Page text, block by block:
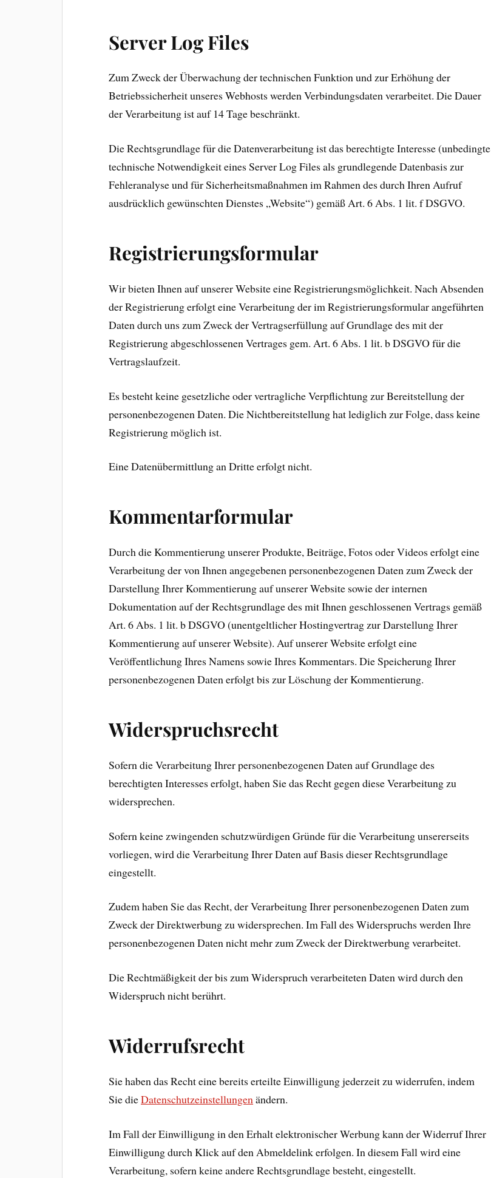
Server Log Files
Zum Zweck der Überwachung der technischen Funktion und zur Erhöhung der
Betriebssicherheit unseres Webhosts werden Verbindungsdaten verarbeitet. Die Dauer
der Verarbeitung ist auf 14 Tage beschränkt.
Die Rechtsgrundlage für die Datenverarbeitung ist das berechtigte Interesse (unbedingte
technische Notwendigkeit eines Server Log Files als grundlegende Datenbasis zur
Fehleranalyse und für Sicherheitsmaßnahmen im Rahmen des durch Ihren Aufruf
ausdrücklich gewünschten Dienstes „Website“) gemäß Art. 6 Abs. 1 lit. f DSGVO.
Registrierungsformular
Wir bieten Ihnen auf unserer Website eine Registrierungsmöglichkeit. Nach Absenden
der Registrierung erfolgt eine Verarbeitung der im Registrierungsformular angeführten
Daten durch uns zum Zweck der Vertragserfüllung auf Grundlage des mit der
Registrierung abgeschlossenen Vertrages gem. Art. 6 Abs. 1 lit. b DSGVO für die
Vertragslaufzeit.
Es besteht keine gesetzliche oder vertragliche Verpflichtung zur Bereitstellung der
personenbezogenen Daten. Die Nichtbereitstellung hat lediglich zur Folge, dass keine
Registrierung möglich ist.
Eine Datenübermittlung an Dritte erfolgt nicht.
Kommentarformular
Durch die Kommentierung unserer Produkte, Beiträge, Fotos oder Videos erfolgt eine
Verarbeitung der von Ihnen angegebenen personenbezogenen Daten zum Zweck der
Darstellung Ihrer Kommentierung auf unserer Website sowie der internen
Dokumentation auf der Rechtsgrundlage des mit Ihnen geschlossenen Vertrags gemäß
Art. 6 Abs. 1 lit. b DSGVO (unentgeltlicher Hostingvertrag zur Darstellung Ihrer
Kommentierung auf unserer Website). Auf unserer Website erfolgt eine
Veröffentlichung Ihres Namens sowie Ihres Kommentars. Die Speicherung Ihrer
personenbezogenen Daten erfolgt bis zur Löschung der Kommentierung.
Widerspruchsrecht
Sofern die Verarbeitung Ihrer personenbezogenen Daten auf Grundlage des
berechtigten Interesses erfolgt, haben Sie das Recht gegen diese Verarbeitung zu
widersprechen.
Sofern keine zwingenden schutzwürdigen Gründe für die Verarbeitung unsererseits
vorliegen, wird die Verarbeitung Ihrer Daten auf Basis dieser Rechtsgrundlage
eingestellt.
Zudem haben Sie das Recht, der Verarbeitung Ihrer personenbezogenen Daten zum
Zweck der Direktwerbung zu widersprechen. Im Fall des Widerspruchs werden Ihre
personenbezogenen Daten nicht mehr zum Zweck der Direktwerbung verarbeitet.
Die Rechtmäßigkeit der bis zum Widerspruch verarbeiteten Daten wird durch den
Widerspruch nicht berührt.
Widerrufsrecht
Sie haben das Recht eine bereits erteilte Einwilligung jederzeit zu widerrufen, indem
Sie dieDatenschutzeinstellungenändern.
Im Fall der Einwilligung in den Erhalt elektronischer Werbung kann der Widerruf Ihrer
Einwilligung durch Klick auf den Abmeldelink erfolgen. In diesem Fall wird eine
Verarbeitung, sofern keine andere Rechtsgrundlage besteht, eingestellt.